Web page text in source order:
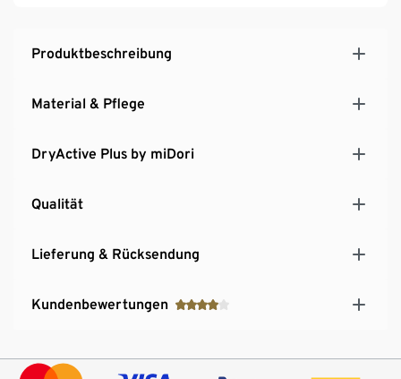
Produktbeschreibung
Material & Pflege
DryActive Plus by miDori
Qualität
Lieferung & Rücksendung
Kundenbewertungen